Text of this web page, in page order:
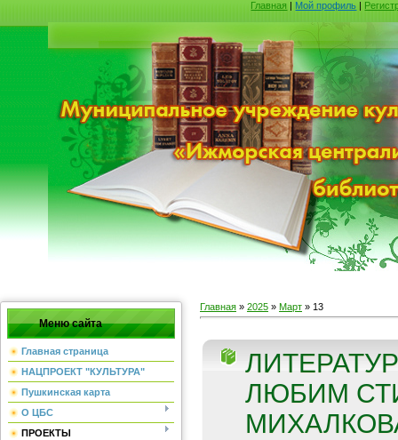
Главная | Мой профиль |
Меню сайта
Главная страница
НАЦПРОЕКТ "КУЛЬТУРА"
Пушкинская карта
О ЦБС
ПРОЕКТЫ
Главная » 2025 » Март » 13
ЛЮБИМ